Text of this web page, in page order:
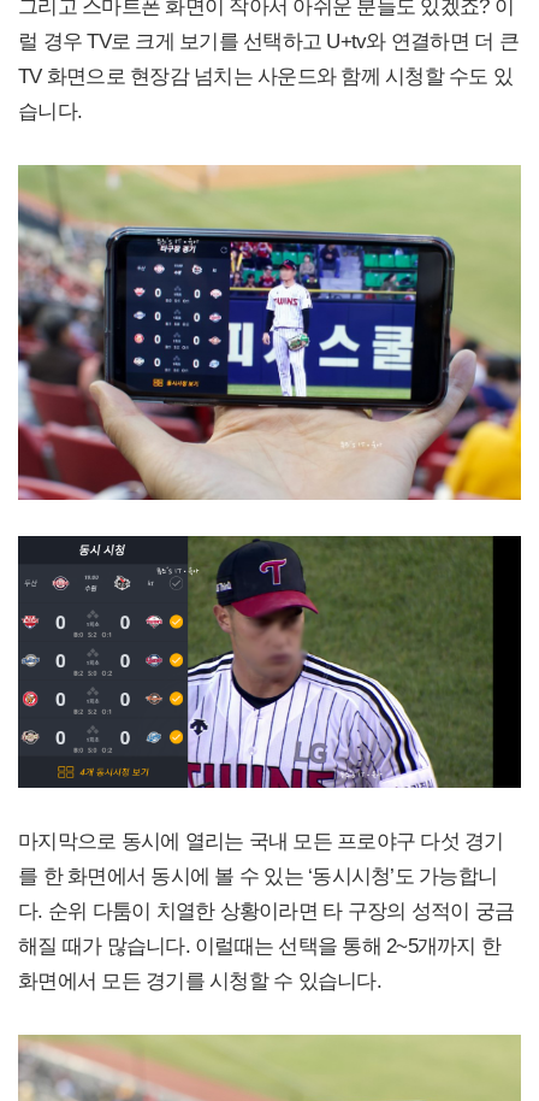
그리고 스마트폰 화면이 작아서 아쉬운 분들도 있겠죠? 이
럴 경우 TV로 크게 보기를 선택하고 U+tv와 연결하면 더 큰
TV 화면으로 현장감 넘치는 사운드와 함께 시청할 수도 있
습니다.
마지막으로 동시에 열리는 국내 모든 프로야구 다섯 경기
를 한 화면에서 동시에 볼 수 있는 ‘동시시청’도 가능합니
다. 순위 다툼이 치열한 상황이라면 타 구장의 성적이 궁금
해질 때가 많습니다. 이럴때는 선택을 통해 2~5개까지 한
화면에서 모든 경기를 시청할 수 있습니다.